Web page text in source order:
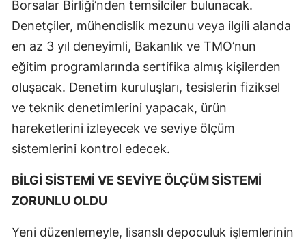
Borsalar Birliği’nden temsilciler bulunacak.
Denetçiler, mühendislik mezunu veya ilgili alanda
en az 3 yıl deneyimli, Bakanlık ve TMO’nun
eğitim programlarında sertifika almış kişilerden
oluşacak. Denetim kuruluşları, tesislerin fiziksel
ve teknik denetimlerini yapacak, ürün
hareketlerini izleyecek ve seviye ölçüm
sistemlerini kontrol edecek.
BİLGİ SİSTEMİ VE SEVİYE ÖLÇÜM SİSTEMİ
ZORUNLU OLDU
Yeni düzenlemeyle, lisanslı depoculuk işlemlerinin